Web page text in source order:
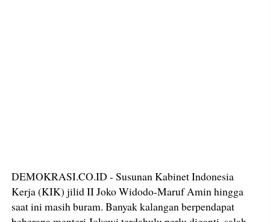
DEMOKRASI.CO.ID - Susunan Kabinet Indonesia
Kerja (KIK) jilid II Joko Widodo-Maruf Amin hingga
saat ini masih buram. Banyak kalangan berpendapat